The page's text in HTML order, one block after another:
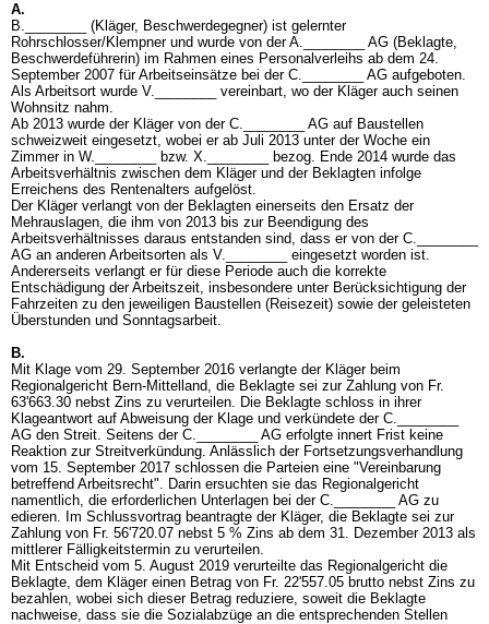
A.
B.________ (Kläger, Beschwerdegegner) ist gelernter
Rohrschlosser/Klempner und wurde von der A.________ AG (Beklagte,
Beschwerdeführerin) im Rahmen eines Personalverleihs ab dem 24.
September 2007 für Arbeitseinsätze bei der C.________ AG aufgeboten.
Als Arbeitsort wurde V.________ vereinbart, wo der Kläger auch seinen
Wohnsitz nahm.
Ab 2013 wurde der Kläger von der C.________ AG auf Baustellen
schweizweit eingesetzt, wobei er ab Juli 2013 unter der Woche ein
Zimmer in W.________ bzw. X.________ bezog. Ende 2014 wurde das
Arbeitsverhältnis zwischen dem Kläger und der Beklagten infolge
Erreichens des Rentenalters aufgelöst.
Der Kläger verlangt von der Beklagten einerseits den Ersatz der
Mehrauslagen, die ihm von 2013 bis zur Beendigung des
Arbeitsverhältnisses daraus entstanden sind, dass er von der C.________
AG an anderen Arbeitsorten als V.________ eingesetzt worden ist.
Andererseits verlangt er für diese Periode auch die korrekte
Entschädigung der Arbeitszeit, insbesondere unter Berücksichtigung der
Fahrzeiten zu den jeweiligen Baustellen (Reisezeit) sowie der geleisteten
Überstunden und Sonntagsarbeit.
B.
Mit Klage vom 29. September 2016 verlangte der Kläger beim
Regionalgericht Bern-Mittelland, die Beklagte sei zur Zahlung von Fr.
63'663.30 nebst Zins zu verurteilen. Die Beklagte schloss in ihrer
Klageantwort auf Abweisung der Klage und verkündete der C.________
AG den Streit. Seitens der C.________ AG erfolgte innert Frist keine
Reaktion zur Streitverkündung. Anlässlich der Fortsetzungsverhandlung
vom 15. September 2017 schlossen die Parteien eine "Vereinbarung
betreffend Arbeitsrecht". Darin ersuchten sie das Regionalgericht
namentlich, die erforderlichen Unterlagen bei der C.________ AG zu
edieren. Im Schlussvortrag beantragte der Kläger, die Beklagte sei zur
Zahlung von Fr. 56'720.07 nebst 5 % Zins ab dem 31. Dezember 2013 als
mittlerer Fälligkeitstermin zu verurteilen.
Mit Entscheid vom 5. August 2019 verurteilte das Regionalgericht die
Beklagte, dem Kläger einen Betrag von Fr. 22'557.05 brutto nebst Zins zu
bezahlen, wobei sich dieser Betrag reduziere, soweit die Beklagte
nachweise, dass sie die Sozialabzüge an die entsprechenden Stellen